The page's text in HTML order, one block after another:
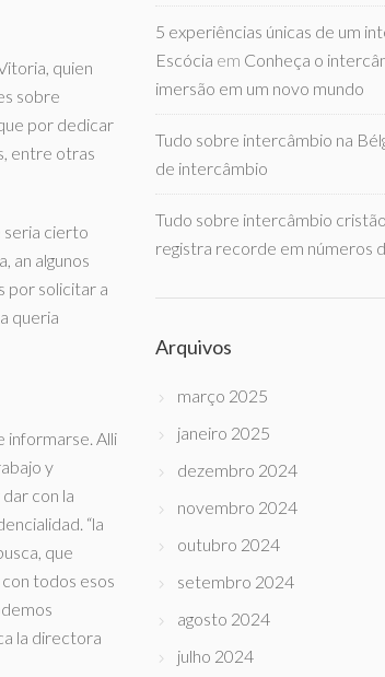
quien
sobre
por dedicar
entre otras
seri­a cierto
an algunos
por solicitar a
queria
informarse. Alli
y
con la
“la
que
todos esos
la directora
5 experiências únicas de um
Escócia em Conheça o
imersão em um novo mundo
Tudo sobre intercâmbio na
de intercâmbio
Tudo sobre intercâmbio cristão
registra recorde em números
Arquivos
março 2025
janeiro 2025
dezembro 2024
novembro 2024
outubro 2024
setembro 2024
agosto 2024
julho 2024